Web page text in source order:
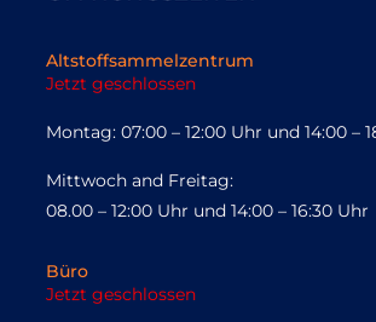
Altstoffsammelzentrum
Jetzt geschlossen
Montag: 07:00 – 12:00 Uhr und 14:00 –
Mittwoch and Freitag:
08.00 – 12:00 Uhr und 14:00 – 16:30 Uhr
Büro
Jetzt geschlossen